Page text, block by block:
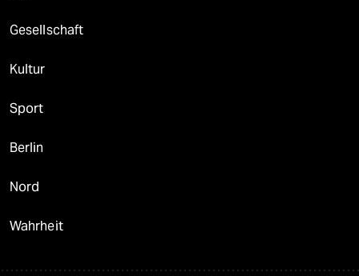
Gesellschaft
Kultur
Sport
Berlin
Nord
Wahrheit